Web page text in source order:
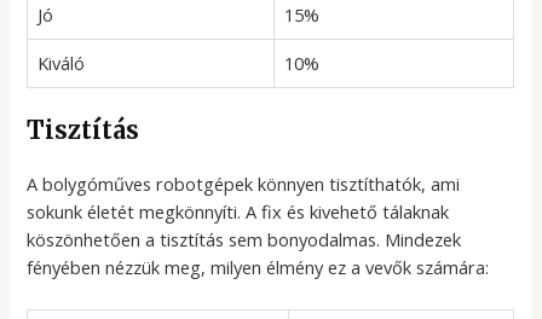
Jó
15%
Kiváló
10%
Tisztítás
A bolygóműves robotgépek könnyen tisztíthatók, ami
sokunk életét megkönnyíti. A fix és kivehető tálaknak
köszönhetően a tisztítás sem bonyodalmas. Mindezek
fényében nézzük meg, milyen élmény ez a vevők számára: